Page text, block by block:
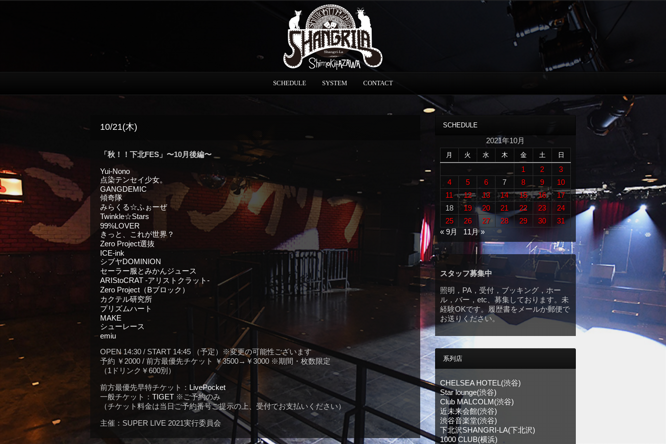
SCHEDULE SYSTEM CONTACT
10/21(木)
「秋！！下北FES」〜10月後編〜
Yui-Nono
点染テンセイ少女。
GANGDEMIC
傾奇隊
みらくる☆ふぉーぜ
Twinkle☆Stars
99%LOVER
きっと、これが世界？
Zero Project選抜
ICE-ink
シブヤDOMINION
セーラー服とみかんジュース
ARIStoCRAT -アリストクラット-
Zero Project（Bブロック）
カクテル研究所
プリズムハート
MAKE
シューレース
emiu
OPEN 14:30 / START 14:45 （予定）※変更の可能性ございます
予約 ￥2000 / 前方最優先チケット ￥3500→￥3000 ※期間・枚数限定
（1ドリンク￥600別）
前方最優先早特チケット： LivePocket
一般チケット： TIGET ※ご予約のみ
（チケット料金は当日ご予約番号ご提示の上、受付でお支払いください）
主催：SUPER LIVE 2021実行委員会
SCHEDULE
2021年10月
月 火 水 木 金 土 日
1 2
3
4
5 6 7 8 9
10
11
12 13 14 15 16
17
18
19 20 21 22 23
24
25
26 27 28 29 30
31
« 9月
11月 »
スタッフ募集中
照明，PA，受付，ブッキング，ホー
ル，バー，etc、募集しております。未
経験OKです。履歴書をメールか郵便で
お送りください。
系列店
CHELSEA HOTEL(渋谷)
Star lounge(渋谷)
Club MALCOLM(渋谷)
近未来会館(渋谷)
渋谷音楽堂(渋谷)
下北沢SHANGRI-LA(下北沢)
1000 CLUB(横浜)